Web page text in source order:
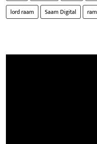
lord raam
Saam Digital ram